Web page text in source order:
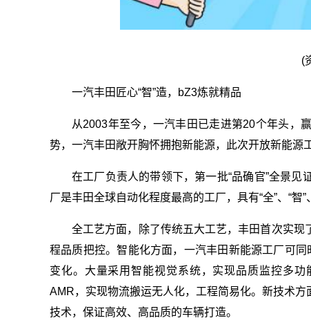
(
一汽丰田匠心“智”造，bZ3炼就精品
从2003年至今，一汽丰田已走进第20个年头，
势，一汽丰田敞开胸怀拥抱新能源，此次开放新能源
在工厂负责人的带领下，第一批“品确官”全景
厂是丰田全球自动化程度最高的工厂，具有“全”、“智”
全工艺方面，除了传统五大工艺，丰田首次实
程品质把控。智能化方面，一汽丰田新能源工厂可
变化。大量采用智能视觉系统，实现品质监控多
AMR，实现物流搬运无人化，工程简易化。新技术
技术，保证高效、高品质的车辆打造。